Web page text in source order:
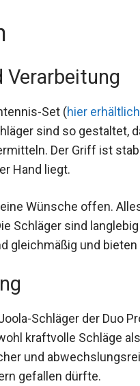
Verarbeitung
Set (hier erhältlich
sind so gestaltet,
vermitteln.
sicher in der Hand
Wünsche offen.
Die Schläger sind
sind gleichmäßig und
Schläger der Duo
kraftvolle Schläge
und
gefallen dürfte.